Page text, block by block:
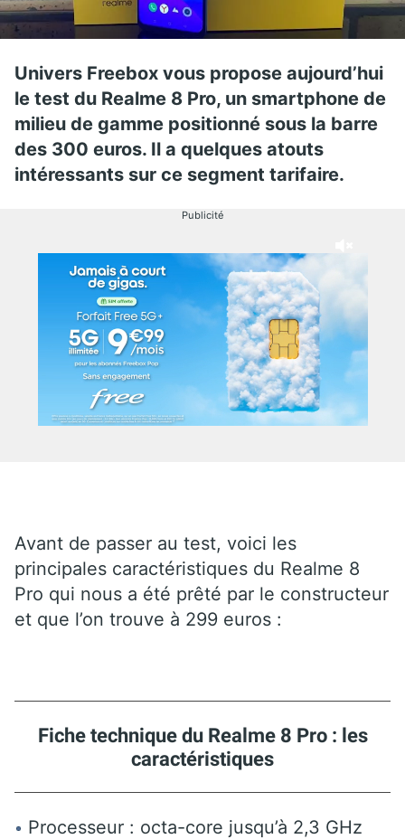
Univers Freebox vous propose aujourd’hui
le test du Realme 8 Pro, un smartphone de
milieu de gamme positionné sous la barre
des 300 euros. Il a quelques atouts
intéressants sur ce segment tarifaire.
Publicité
Avant de passer au test, voici les
principales caractéristiques du Realme 8
Pro qui nous a été prêté par le constructeur
et que l’on trouve à 299 euros :
Fiche technique du Realme 8 Pro : les
caractéristiques
Processeur : octa-core jusqu’à 2,3 GHz